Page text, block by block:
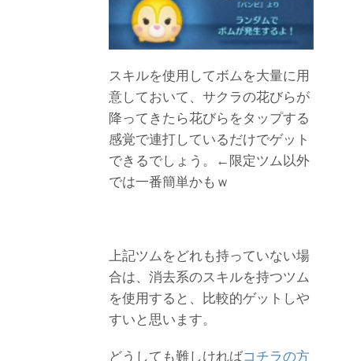
スキルを使用してボムを大量に用
意しておいて、サクラの花びらが
降ってきたら花びらをタップする
感覚で連打しているだけでゲット
できるでしょう。←限定ツム以外
では一番簡単かもｗ
上記ツムをどれも持っていない場
合は、消去系のスキルを持つツム
を使用すると、比較的ゲットしや
すいと思います。
どうしても難しければコチラの方